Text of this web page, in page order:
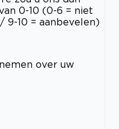
0-10 (0-6 = niet
9-10 = aanbevelen)
over uw